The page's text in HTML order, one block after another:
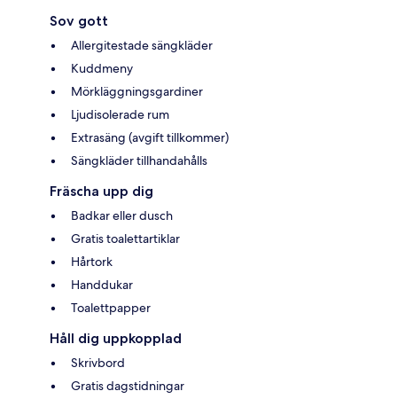
Sov gott
Allergitestade sängkläder
Kuddmeny
Mörkläggningsgardiner
Ljudisolerade rum
Extrasäng (avgift tillkommer)
Sängkläder tillhandahålls
Fräscha upp dig
Badkar eller dusch
Gratis toalettartiklar
Hårtork
Handdukar
Toalettpapper
Håll dig uppkopplad
Skrivbord
Gratis dagstidningar